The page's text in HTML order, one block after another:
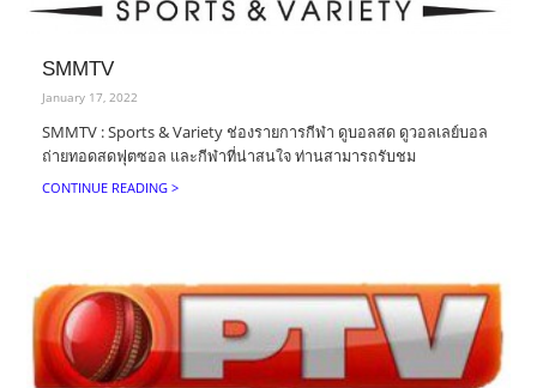
SMMTV
January 17, 2022
SMMTV : Sports & Variety ช่องรายการกีฬา ดูบอลสด ดูวอลเลย์บอล
ถ่ายทอดสดฟุตซอล และกีฬาที่น่าสนใจ ท่านสามารถรับชม
CONTINUE READING >